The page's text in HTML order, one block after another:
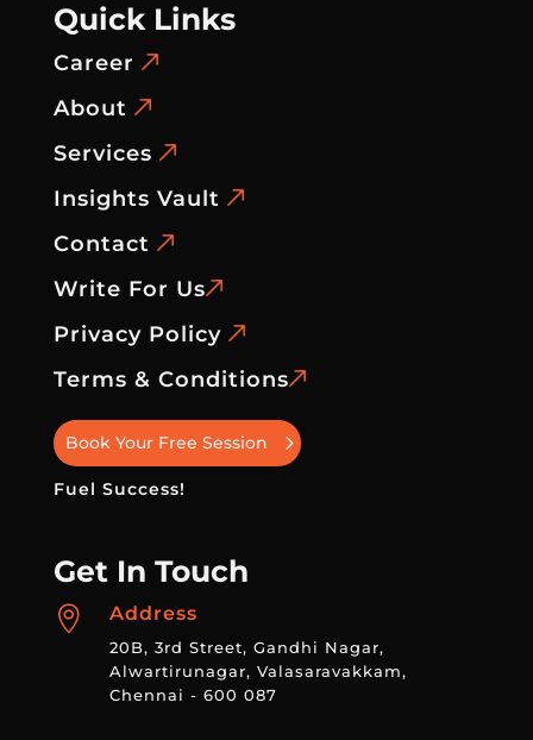
Quick Links
Career
About
Services
Insights Vault
Contact
Write For Us
Privacy Policy
Terms & Conditions
Book Your Free Session
Fuel Success!
Get In Touch
 Address
20B, 3rd Street, Gandhi Nagar,
Alwartirunagar, Valasaravakkam,
Chennai - 600 087